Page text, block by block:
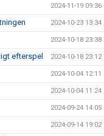
2024-11-19 09:36
2024-10-23 13:34
2024-10-18 23:38
efterspel 2024-10-18 23:12
2024-10-04 12:11
2024-10-04 11:24
2024-09-24 14:05
2024-09-14 19:02